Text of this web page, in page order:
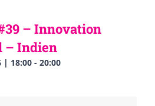
– Innovation
– Indien
| 18:00 - 20:00